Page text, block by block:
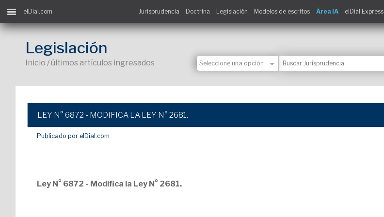
elDial.com Jurisprudencia Doctrina Legislación Modelos de escritos Área IA elDial Express
Legislación
Inicio / últimos artículos ingresados
LEY N° 6872 - MODIFICA LA LEY N° 2681.
Publicado por elDial.com
Ley N° 6872 - Modifica la Ley N° 2681.